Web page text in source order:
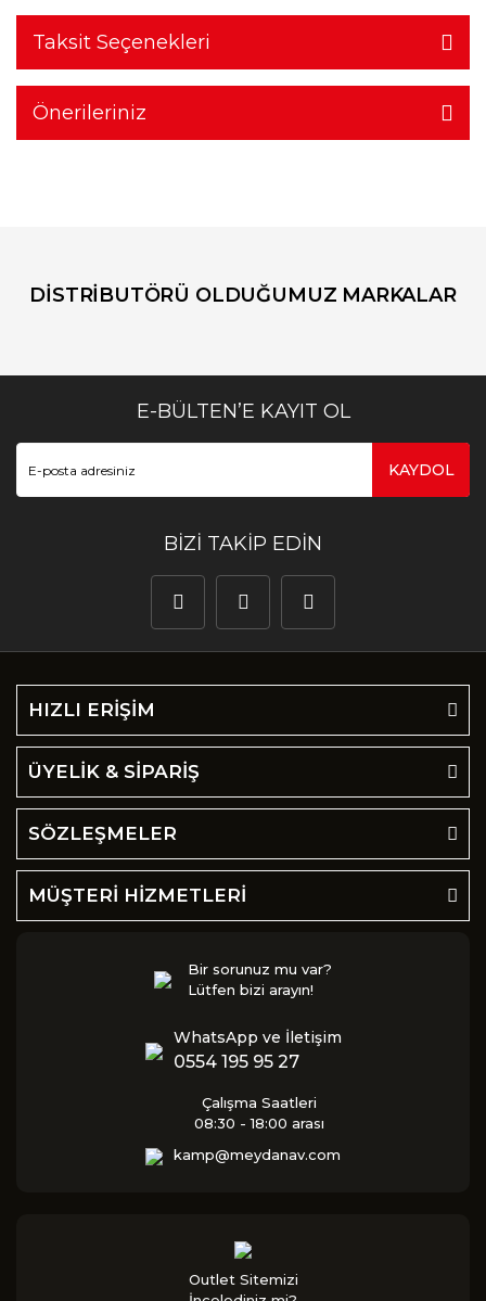
Taksit Seçenekleri
Önerileriniz
DİSTRİBUTÖRÜ OLDUĞUMUZ MARKALAR
E-BÜLTEN’E KAYIT OL
KAYDOL
BİZİ TAKİP EDİN
HIZLI ERİŞİM
ÜYELİK & SİPARİŞ
SÖZLEŞMELER
MÜŞTERİ HİZMETLERİ
Bir sorunuz mu var?
Lütfen bizi arayın!
WhatsApp ve İletişim
0554 195 95 27
Çalışma Saatleri
08:30 - 18:00 arası
kamp@meydanav.com
Outlet Sitemizi